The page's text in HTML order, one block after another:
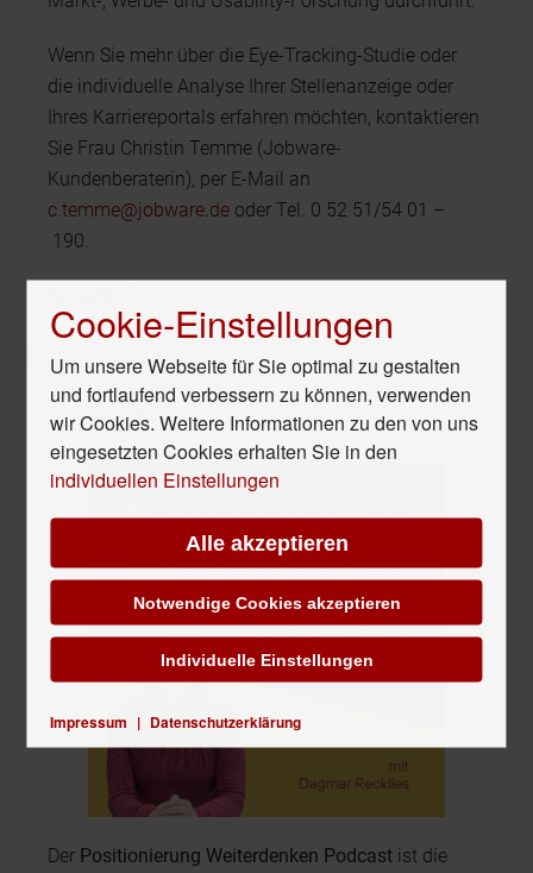
Wenn Sie mehr über die Eye-Tracking-Studie oder
die individuelle Analyse Ihrer Stellenanzeige oder
Ihres Karriereportals erfahren möchten, kontaktieren
Sie Frau Christin Temme (Jobware-
Kundenberaterin), per E-Mail an
c.temme@jobware.de oder Tel. 0 52 51/54 01 –
190.
Unser Hör-Tipp
Der Positionierung Weiterdenken Podcast ist die
Cookie-Einstellungen
Um unsere Webseite für Sie optimal zu gestalten
und fortlaufend verbessern zu können, verwenden
wir Cookies. Weitere Informationen zu den von uns
eingesetzten Cookies erhalten Sie in den
individuellen Einstellungen
Alle akzeptieren
Notwendige Cookies akzeptieren
Impressum | Datenschutzerklärung
Individuelle Einstellungen